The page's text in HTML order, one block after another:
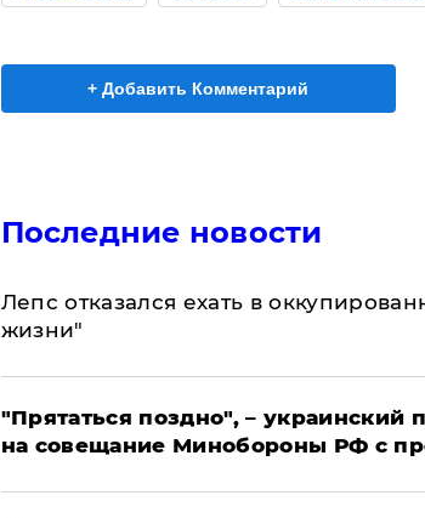
+ Добавить Комментарий
Последние новости
Лепс отказался ехать в
жизни"
"Прятаться поздно", – украинский
на совещание Минобороны РФ с